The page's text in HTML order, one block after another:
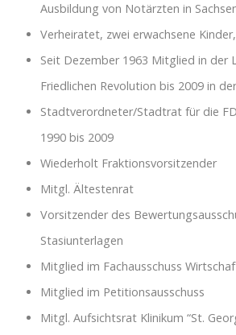
Ausbildung von Notärzten in
Verheiratet, zwei erwachsene
Seit Dezember 1963 Mitglied in der
Friedlichen Revolution bis 2009 in
Stadtverordneter/Stadtrat für die
1990 bis 2009
Wiederholt Fraktionsvorsitzender
Mitgl. Ältestenrat
Vorsitzender des
Stasiunterlagen
Mitglied im Fachausschuss
Mitglied im Petitionsausschuss
Mitgl. Aufsichtsrat Klinikum “St.